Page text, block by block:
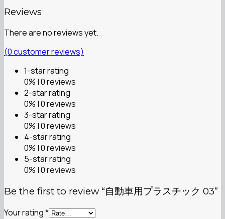
Reviews
There are no reviews yet.
(0customer reviews)
1-star rating
0% | 0 reviews
2-star rating
0% | 0 reviews
3-star rating
0% | 0 reviews
4-star rating
0% | 0 reviews
5-star rating
0% | 0 reviews
Be the first to review “自動車用プラスチック 03”
Your rating*